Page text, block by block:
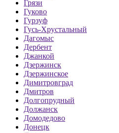
Грязи
Гуково
Гурзуф
Гусь-Хрустальный
Дагомыс
Дербент
Джанкой
Дзержинск
Дзержинское
Димитровград
Дмитров
Долгопрудный
Должанск
Домодедово
Донецк